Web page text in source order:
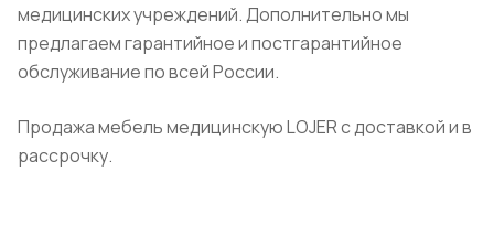
медицинских учреждений. Дополнительно мы
предлагаем гарантийное и постгарантийное
обслуживание по всей России.
Продажа мебель медицинскую LOJER с доставкой и в
рассрочку.